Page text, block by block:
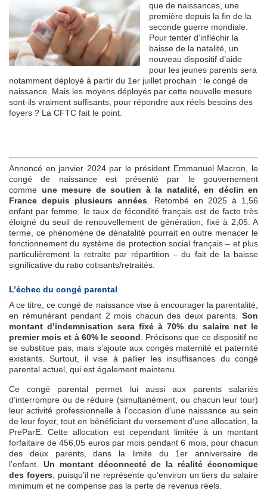
que de naissances, une
première depuis la fin de la
seconde guerre mondiale.
Pour tenter d’infléchir la
baisse de la natalité, un
nouveau dispositif d’aide
pour les jeunes parents sera
notamment déployé à partir du 1er juillet prochain : le congé de
naissance. Mais les moyens déployés par cette nouvelle mesure
sont-ils vraiment suffisants, pour répondre aux réels besoins des
foyers ? La CFTC fait le point.
Annoncé en janvier 2024 par le président Emmanuel Macron, le
congé de naissance est présenté par le gouvernement
comme une mesure de soutien à la natalité, en déclin en
France depuis plusieurs années . Retombé en 2025 à 1,56
enfant par femme, le taux de fécondité français est de facto très
éloigné du seuil de renouvellement de génération, fixé à 2,05. A
terme, ce phénomène de dénatalité pourrait en outre menacer le
fonctionnement du système de protection social français – et plus
particulièrement la retraite par répartition – du fait de la baisse
significative du ratio cotisants/retraités.
L’échec du congé parental
A ce titre, ce congé de naissance vise à encourager la parentalité,
en rémunérant pendant 2 mois chacun des deux parents. Son
montant d’indemnisation sera fixé à 70% du salaire net le
premier mois et à 60% le second . Précisons que ce dispositif ne
se substitue pas, mais s’ajoute aux congés maternité et paternité
existants. Surtout, il vise à pallier les insuffisances du congé
parental actuel, qui est également maintenu.
Ce congé parental permet lui aussi aux parents salariés
d’interrompre ou de réduire (simultanément, ou chacun leur tour)
leur activité professionnelle à l’occasion d’une naissance au sein
de leur foyer, tout en bénéficiant du versement d’une allocation, la
PreParE. Cette allocation est cependant limitée à un montant
forfaitaire de 456,05 euros par mois pendant 6 mois, pour chacun
des deux parents, dans la limite du 1er anniversaire de
l’enfant. Un montant déconnecté de la réalité économique
des foyers , puisqu’il ne représente qu’environ un tiers du salaire
minimum et ne compense pas la perte de revenus réels.